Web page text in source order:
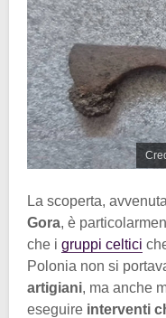
La scoperta,
Gora, è
che i gruppi celtici
Polonia non si
artigiani, ma anche
eseguire interventi